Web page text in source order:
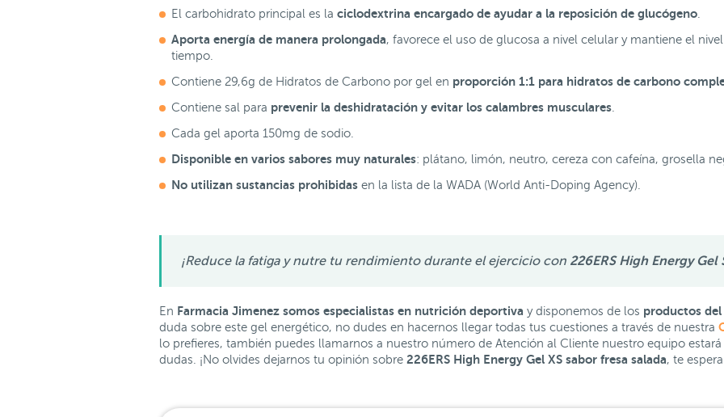
El carbohidrato principal es la ciclodextrina encargado de ayudar a la reposición de glucógeno
Aporta energía de manera prolongada, favorece el uso de glucosa a nivel celular y mantiene el
tiempo.
Contiene 29,6g de Hidratos de Carbono por gel en proporción 1:1 para hidratos de carbono
Contiene sal para prevenir la deshidratación y evitar los calambres musculares
Cada gel aporta 150mg de sodio.
Disponible en varios sabores muy naturales: plátano, limón, neutro, cereza con cafeína, grosella
No utilizan sustancias prohibidas en la lista de la WADA (World Anti-Doping Agency).
¡Reduce la fatiga y nutre tu rendimiento durante el ejercicio con 226ERS High Energy
En Farmacia Jimenez somos especialistas en nutrición deportiva y disponemos de los productos
duda sobre este gel energético, no dudes en hacernos llegar todas tus cuestiones a través de nuestra
lo prefieres, también puedes llamarnos a nuestro número de Atención al Cliente nuestro equipo
dudas. ¡No olvides dejarnos tu opinión sobre 226ERS High Energy Gel XS sabor fresa salada, te